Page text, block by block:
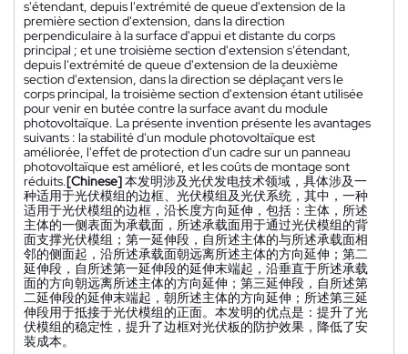
s'étendant, depuis l'extrémité de queue d'extension de la
première section d'extension, dans la direction
perpendiculaire à la surface d'appui et distante du corps
principal ; et une troisième section d'extension s'étendant,
depuis l'extrémité de queue d'extension de la deuxième
section d'extension, dans la direction se déplaçant vers le
corps principal, la troisième section d'extension étant utilisée
pour venir en butée contre la surface avant du module
photovoltaïque. La présente invention présente les avantages
suivants : la stabilité d'un module photovoltaïque est
améliorée, l'effet de protection d'un cadre sur un panneau
photovoltaïque est amélioré, et les coûts de montage sont
réduits.[Chinese]本发明涉及光伏发电技术领域，具体涉及一
种适用于光伏模组的边框、光伏模组及光伏系统，其中，一种
适用于光伏模组的边框，沿长度方向延伸，包括：主体，所述
主体的一侧表面为承载面，所述承载面用于通过光伏模组的背
面支撑光伏模组；第一延伸段，自所述主体的与所述承载面相
邻的侧面起，沿所述承载面朝远离所述主体的方向延伸；第二
延伸段，自所述第一延伸段的延伸末端起，沿垂直于所述承载
面的方向朝远离所述主体的方向延伸；第三延伸段，自所述第
二延伸段的延伸末端起，朝所述主体的方向延伸；所述第三延
伸段用于抵接于光伏模组的正面。本发明的优点是：提升了光
伏模组的稳定性，提升了边框对光伏板的防护效果，降低了安
装成本。